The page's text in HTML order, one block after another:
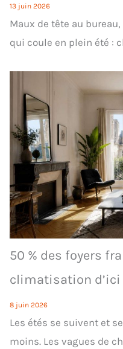
13 juin 2026
Maux de tête au
qui coule en plein été :
50 % des foyers
climatisation d’ici
8 juin 2026
Les étés se suivent et
moins. Les vagues de